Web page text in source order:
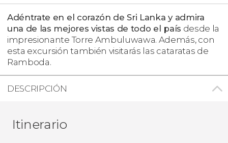
Adéntrate en el corazón de Sri Lanka y admira
una de las mejores vistas de todo el país desde la
impresionante Torre Ambuluwawa. Además, con
esta excursión también visitarás las cataratas de
Ramboda.
DESCRIPCIÓN
Itinerario